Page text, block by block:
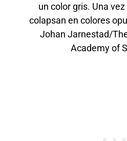
un color gris. Una
colapsan en colores
Johan Jarnestad/
Academy of